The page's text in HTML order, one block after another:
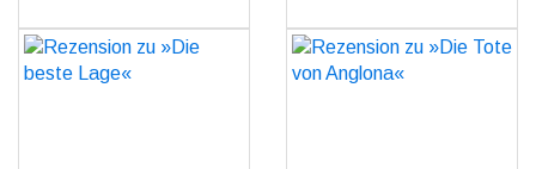
Rezension zu »Die beste
Lage«
Rezension zu »Die Tote
von Anglona«